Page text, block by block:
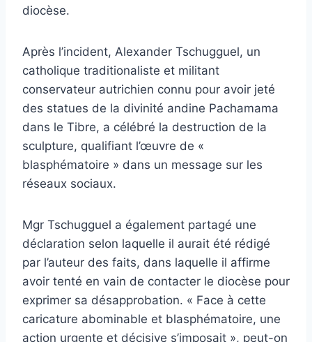
diocèse.
Après l’incident, Alexander Tschugguel, un
catholique traditionaliste et militant
conservateur autrichien connu pour avoir jeté
des statues de la divinité andine Pachamama
dans le Tibre, a célébré la destruction de la
sculpture, qualifiant l’œuvre de «
blasphématoire » dans un message sur les
réseaux sociaux.
Mgr Tschugguel a également partagé une
déclaration selon laquelle il aurait été rédigé
par l’auteur des faits, dans laquelle il affirme
avoir tenté en vain de contacter le diocèse pour
exprimer sa désapprobation. « Face à cette
caricature abominable et blasphématoire, une
action urgente et décisive s’imposait », peut-on